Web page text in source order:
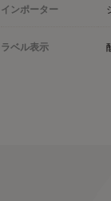
インポーター
ラベル表示